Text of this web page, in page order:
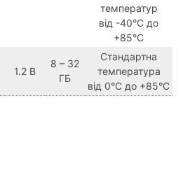
температур
від -40°C до
+85°C
1.2 В
8 – 32
ГБ
Стандартна
температура
від 0°C до +85°C